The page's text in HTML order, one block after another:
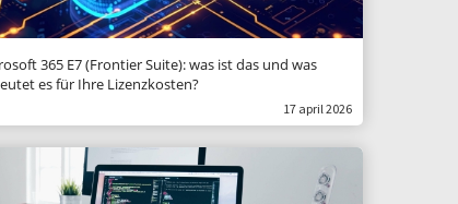
365 E7 (Frontier Suite): was ist das und was
es für Ihre Lizenzkosten?
17 april 2026